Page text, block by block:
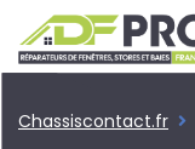
Chassiscontact.fr